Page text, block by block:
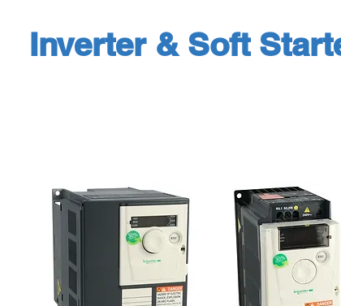
Inverter & Soft